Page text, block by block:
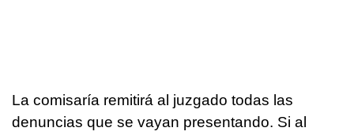
La comisaría remitirá al juzgado todas las
denuncias que se vayan presentando. Si al